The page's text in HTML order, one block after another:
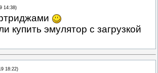
14:38)
купить эмулятор с загрузкой
18:22)